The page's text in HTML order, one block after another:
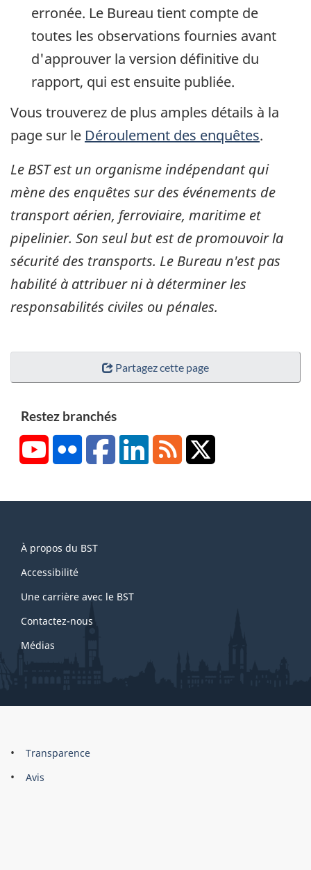
erronée. Le Bureau tient compte de
toutes les observations fournies avant
d'approuver la version définitive du
rapport, qui est ensuite publiée.
Vous trouverez de plus amples détails à la
page sur le Déroulement des enquêtes.
Le BST est un organisme indépendant qui
mène des enquêtes sur des événements de
transport aérien, ferroviaire, maritime et
pipelinier. Son seul but est de promouvoir la
sécurité des transports. Le Bureau n'est pas
habilité à attribuer ni à déterminer les
responsabilités civiles ou pénales.
Partagez cette page
Restez branchés
YouTubeFlickr FacebookLinkedInRSS
this
site
À propos du BST
Accessibilité
Une carrière avec le BST
Contactez-nous
Médias
About
this
Brand
Transparence
Avis